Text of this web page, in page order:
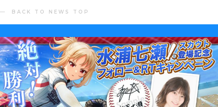
BACK TO NEWS TOP